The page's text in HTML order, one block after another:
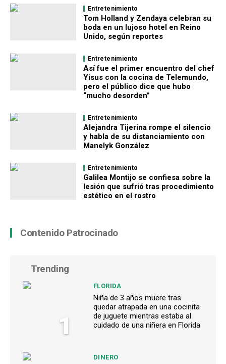
Entretenimiento
Tom Holland y Zendaya celebran su
boda en un lujoso hotel en Reino
Unido, según reportes
Entretenimiento
Así fue el primer encuentro del chef
Yisus con la cocina de Telemundo,
pero el público dice que hubo
“mucho desorden”
Entretenimiento
Alejandra Tijerina rompe el silencio
y habla de su distanciamiento con
Manelyk González
Entretenimiento
Galilea Montijo se confiesa sobre la
lesión que sufrió tras procedimiento
estético en el rostro
Contenido Patrocinado
Trending
1
FLORIDA
Niña de 3 años muere tras
quedar atrapada en una cocinita
de juguete mientras estaba al
cuidado de una niñera en Florida
DINERO